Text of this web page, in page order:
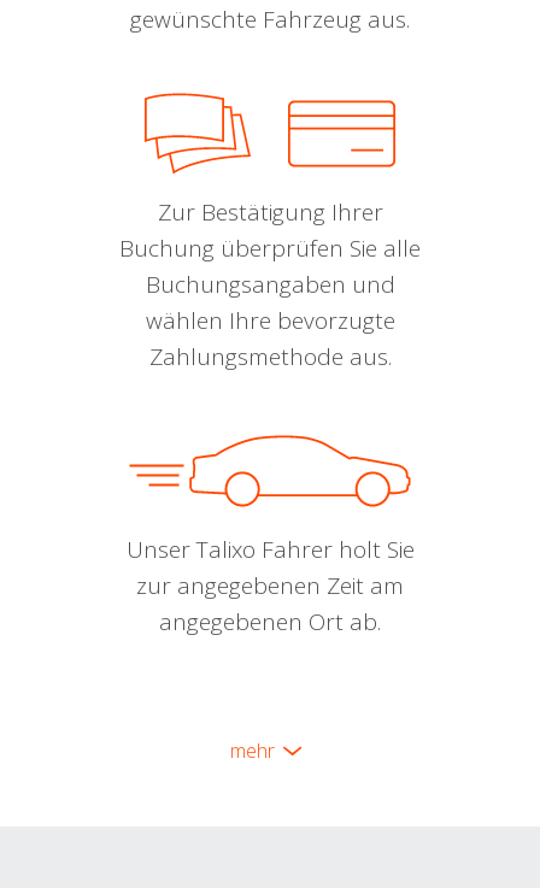
gewünschte Fahrzeug aus.
Zur Bestätigung Ihrer
Buchung überprüfen Sie alle
Buchungsangaben und
wählen Ihre bevorzugte
Zahlungsmethode aus.
Unser Talixo Fahrer holt Sie
zur angegebenen Zeit am
angegebenen Ort ab.
mehr